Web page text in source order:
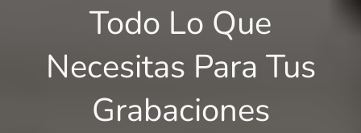
Todo Lo Que
Necesitas Para Tus
Grabaciones